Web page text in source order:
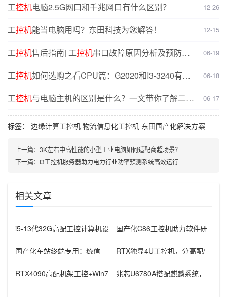
工控机电脑2.5G网口和千兆网口有什么区别？ 12-26
工控机能当电脑用吗？东田科技为您解答！ 12-15
工控机售后指南| 工控机串口故障原因分析及预防解
06-19
工控机如何选购之看CPU篇：G2020和I3-3240有什
06-18
工控机与电脑主机的区别是什么？一文带你了解二者
核心差异
06-17
标签： 边缘计算工控机 物流信息化工控机 东田国产化解决方案
上一篇： 3K左右中高性能的小型工业电脑如何适配商超场景？
下一篇： I3工控机服务器助力电力行业功率预测系统高效运行
相关文章
i5-13代32G高配工控计算机设
国产化C86工控机助力软件研
国产化车站终端专用：统信
机落地方
RTX独显4U工控机，分高配/
RTX4090高配机架工控+Win7
兆芯U6780A搭配麒麟系统，